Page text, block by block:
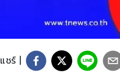
แชร์ |